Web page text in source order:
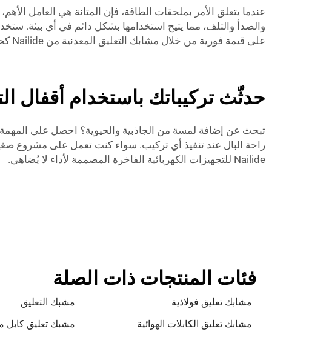
على قيمة فورية من خلال مشابك التعليق المعدنية من Nailide كحل قوي ومستدام للتركيب.
حدثّث تركيباتك باستخدام أقفال
Nailide للتجهيزات الكهربائية الفاخرة المصممة لأداء لا يُضاهى.
فئات المنتجات ذات الصلة
مشابك تعليق فولاذية مشبك التعليق
مشابك تعليق الكابلات الهوائية
مشبك تعليق كابل